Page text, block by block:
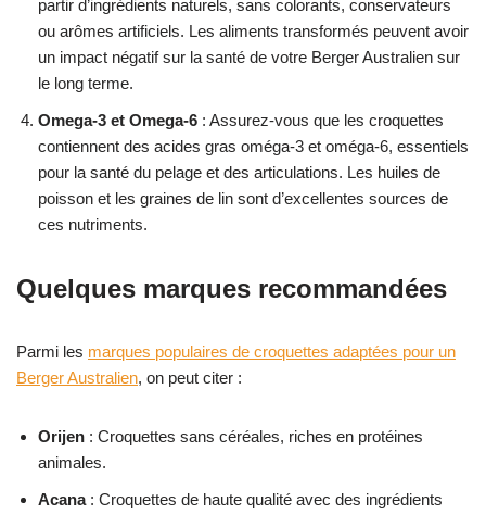
partir d’ingrédients naturels, sans colorants, conservateurs
ou arômes artificiels. Les aliments transformés peuvent avoir
un impact négatif sur la santé de votre Berger Australien sur
le long terme.
Omega-3 et Omega-6 : Assurez-vous que les croquettes
contiennent des acides gras oméga-3 et oméga-6, essentiels
pour la santé du pelage et des articulations. Les huiles de
poisson et les graines de lin sont d’excellentes sources de
ces nutriments.
Quelques marques recommandées
Parmi les marques populaires de croquettes adaptées pour un
Berger Australien, on peut citer :
Orijen : Croquettes sans céréales, riches en protéines
animales.
Acana: Croquettes de haute qualité avec des ingrédients